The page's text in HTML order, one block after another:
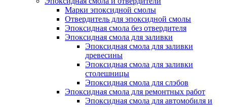
Марки эпоксидной смолы
Отвердитель для эпоксидной смолы
Эпоксидная смола без отвердителя
Эпоксидная смола для заливки
Эпоксидная смола для заливки
древесины
Эпоксидная смола для заливки
столешницы
Эпоксидная смола для слэбов
Эпоксидная смола для ремонтных работ
Эпоксидная смола для автомобиля и